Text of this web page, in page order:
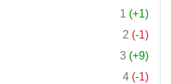
1 (+1)
2 (-1)
3 (+9)
4 (-1)